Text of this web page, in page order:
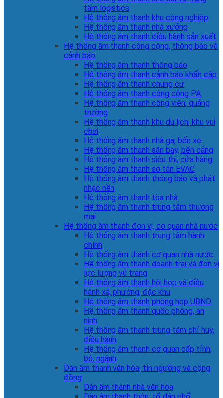
tâm logistics
Hệ thống âm thanh khu công nghiệp
Hệ thống âm thanh nhà xưởng
Hệ thống âm thanh điều hành sản xuất
Hệ thống âm thanh công cộng, thông báo và
cảnh báo
Hệ thống âm thanh thông báo
Hệ thống âm thanh cảnh báo khẩn cấp
Hệ thống âm thanh chung cư
Hệ thống âm thanh công cộng PA
Hệ thống âm thanh công viên, quảng
trường
Hệ thống âm thanh khu du lịch, khu vui
chơi
Hệ thống âm thanh nhà ga, bến xe
Hệ thống âm thanh sân bay, bến cảng
Hệ thống âm thanh siêu thị, cửa hàng
Hệ thống âm thanh sơ tán EVAC
Hệ thống âm thanh thông báo và phát
nhạc nền
Hệ thống âm thanh tòa nhà
Hệ thống âm thanh trung tâm thương
mại
Hệ thống âm thanh đơn vị, cơ quan nhà nước
Hệ thống âm thanh trung tâm hành
chính
Hệ thống âm thanh cơ quan nhà nước
Hệ thống âm thanh doanh trại và đơn vị
lực lượng vũ trang
Hệ thống âm thanh hội họp và điều
hành xã, phường, đặc khu
Hệ thống âm thanh phòng họp UBND
Hệ thống âm thanh quốc phòng, an
ninh
Hệ thống âm thanh trung tâm chỉ huy,
điều hành
Hệ thống âm thanh cơ quan cấp tỉnh,
bộ, ngành
Dàn âm thanh văn hóa, tín ngưỡng và cộng
đồng
Dàn âm thanh nhà văn hóa